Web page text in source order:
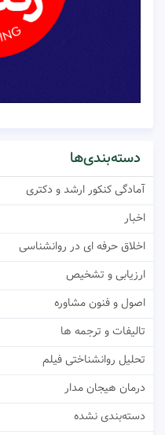
دسته‌بندی‌ها
آمادگی کنکور ارشد و دکتری
اخبار
اخلاق حرفه ای در روانشناسی
ارزیابی و تشخیص
اصول و فنون مشاوره
تالیفات و ترجمه ها
تحلیل روانشناختی فیلم
درمان هیجان مدار
دسته‌بندی نشده